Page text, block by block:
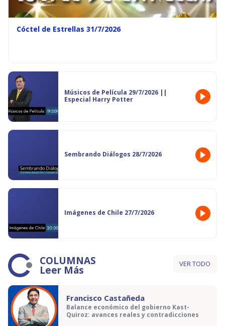
Cóctel de Estrellas 31/7/2026
Músicos de Película 29/7/2026 ||
Especial Harry Potter
Sembrando Diálogos 28/7/2026
Imágenes de Chile 27/7/2026
COLUMNAS
Leer Más VER TODO
Francisco Castañeda
Balance económico del gobierno Kast-
Quiroz: avances reales y contradicciones